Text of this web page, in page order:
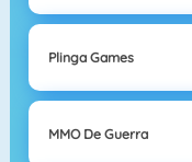
Plinga Games
MMO De Guerra